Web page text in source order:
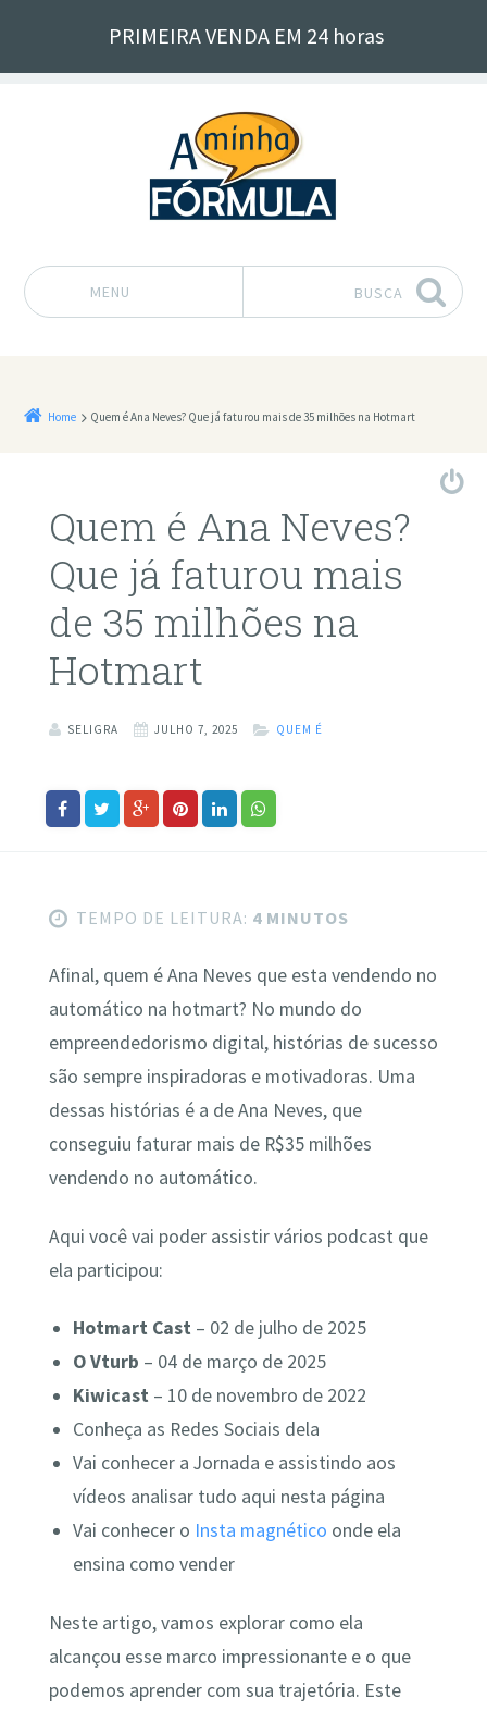
PRIMEIRA VENDA EM 24 horas
MENU BUSCA
Home Quem é Ana Neves? Que já faturou mais de 35 milhões na Hotmart
Quem é Ana Neves?
Que já faturou mais
de 35 milhões na
Hotmart
SELIGRA JULHO 7, 2025 QUEM É
TEMPO DE LEITURA: 4 MINUTOS
Afinal, quem é Ana Neves que esta vendendo no
automático na hotmart? No mundo do
empreendedorismo digital, histórias de sucesso
são sempre inspiradoras e motivadoras. Uma
dessas histórias é a de Ana Neves, que
conseguiu faturar mais de R$35 milhões
vendendo no automático.
Aqui você vai poder assistir vários podcast que
ela participou:
Hotmart Cast – 02 de julho de 2025
O Vturb – 04 de março de 2025
Kiwicast – 10 de novembro de 2022
Conheça as Redes Sociais dela
Vai conhecer a Jornada e assistindo aos
vídeos analisar tudo aqui nesta página
Vai conhecer o Insta magnético onde ela
ensina como vender
Neste artigo, vamos explorar como ela
alcançou esse marco impressionante e o que
podemos aprender com sua trajetória. Este